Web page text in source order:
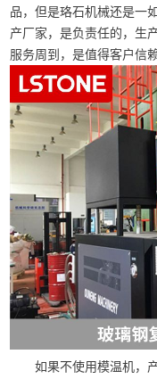
品，但是珞石机械还是一
产厂家，是负责任的，生
服务周到，是值得客户信
如果不使用模温机，